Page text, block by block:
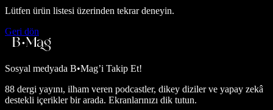
Lütfen ürün listesi üzerinden tekrar deneyin.
Geri dön
Sosyal medyada B•Mag’i Takip Et!
88 dergi yayını, ilham veren podcastler, dikey diziler ve yapay zekâ
destekli içerikler bir arada. Ekranlarınızı dik tutun.